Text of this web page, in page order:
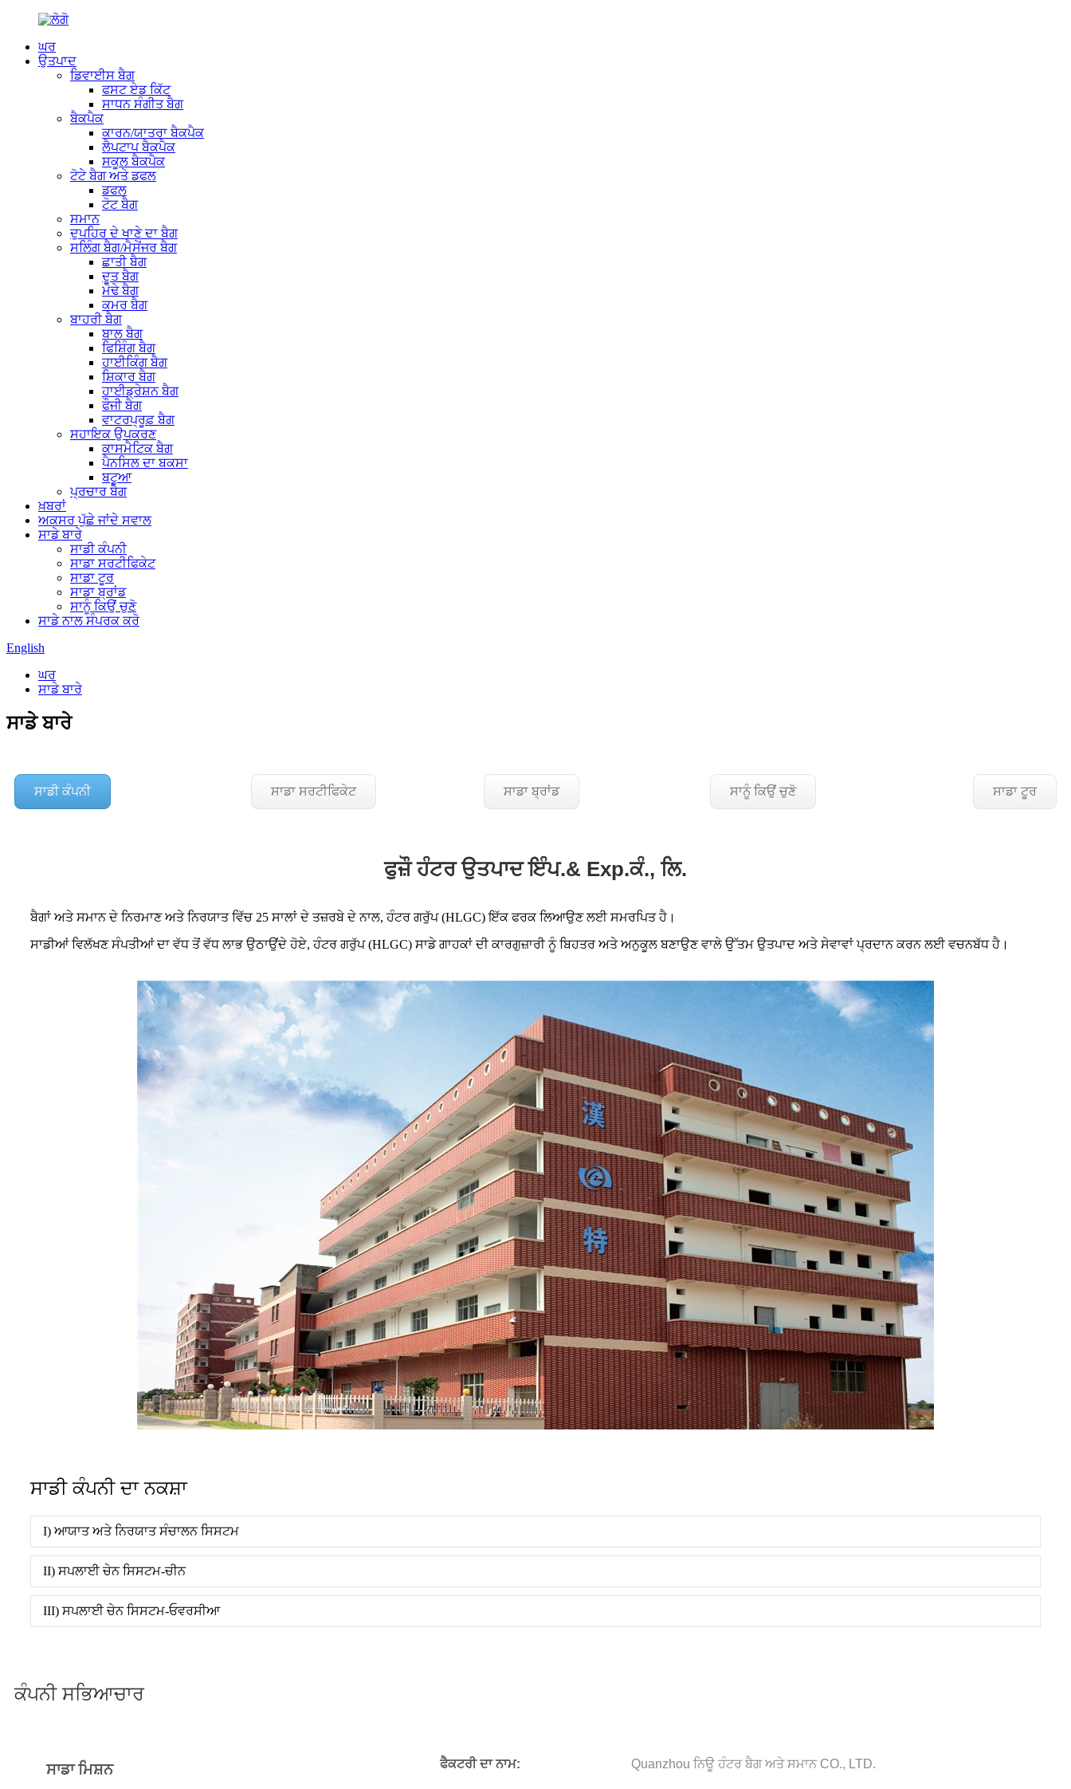
ਘਰ
ਉਤਪਾਦ
ਡਿਵਾਈਸ ਬੈਗ
ਫਸਟ ਏਡ ਕਿੱਟ
ਸਾਧਨ ਸੰਗੀਤ ਬੈਗ
ਬੈਕਪੈਕ
ਕਾਰਨ/ਯਾਤਰਾ ਬੈਕਪੈਕ
ਲੈਪਟਾਪ ਬੈਕਪੈਕ
ਸਕੂਲ ਬੈਕਪੈਕ
ਟੋਟੇ ਬੈਗ ਅਤੇ ਡਫਲ
ਡਫਲ
ਟੋਟ ਬੈਗ
ਸਮਾਨ
ਦੁਪਹਿਰ ਦੇ ਖਾਣੇ ਦਾ ਬੈਗ
ਸਲਿੰਗ ਬੈਗ/ਮੈਸੇਂਜਰ ਬੈਗ
ਛਾਤੀ ਬੈਗ
ਦੂਤ ਬੈਗ
ਮੋਢੇ ਬੈਗ
ਕਮਰ ਬੈਗ
ਬਾਹਰੀ ਬੈਗ
ਬਾਲ ਬੈਗ
ਫਿਸ਼ਿੰਗ ਬੈਗ
ਹਾਈਕਿੰਗ ਬੈਗ
ਸ਼ਿਕਾਰ ਬੈਗ
ਹਾਈਡ੍ਰੇਸ਼ਨ ਬੈਗ
ਫੌਜੀ ਬੈਗ
ਵਾਟਰਪ੍ਰੂਫ਼ ਬੈਗ
ਸਹਾਇਕ ਉਪਕਰਣ
ਕਾਸਮੈਟਿਕ ਬੈਗ
ਪੈਨਸਿਲ ਦਾ ਬਕਸਾ
ਬਟੂਆ
ਪ੍ਰਚਾਰ ਬੈਗ
ਖ਼ਬਰਾਂ
ਅਕਸਰ ਪੁੱਛੇ ਜਾਂਦੇ ਸਵਾਲ
ਸਾਡੇ ਬਾਰੇ
ਸਾਡੀ ਕੰਪਨੀ
ਸਾਡਾ ਸਰਟੀਫਿਕੇਟ
ਸਾਡਾ ਟੂਰ
ਸਾਡਾ ਬ੍ਰਾਂਡ
ਸਾਨੂੰ ਕਿਉਂ ਚੁਣੋ
ਸਾਡੇ ਨਾਲ ਸੰਪਰਕ ਕਰੋ
English
ਘਰ
ਸਾਡੇ ਬਾਰੇ
ਸਾਡੇ ਬਾਰੇ
ਸਾਡੀ ਕੰਪਨੀ ਸਾਡਾ ਸਰਟੀਫਿਕੇਟ ਸਾਡਾ ਬ੍ਰਾਂਡ ਸਾਨੂੰ ਕਿਉਂ ਚੁਣੋ ਸਾਡਾ ਟੂਰ
ਫੁਜ਼ੌ ਹੰਟਰ ਉਤਪਾਦ ਇੰਪ.& Exp.ਕੰ., ਲਿ.
ਬੈਗਾਂ ਅਤੇ ਸਮਾਨ ਦੇ ਨਿਰਮਾਣ ਅਤੇ ਨਿਰਯਾਤ ਵਿੱਚ 25 ਸਾਲਾਂ ਦੇ ਤਜ਼ਰਬੇ ਦੇ ਨਾਲ, ਹੰਟਰ ਗਰੁੱਪ (HLGC) ਇੱਕ ਫਰਕ ਲਿਆਉਣ ਲਈ ਸਮਰਪਿਤ ਹੈ।
ਸਾਡੀਆਂ ਵਿਲੱਖਣ ਸੰਪਤੀਆਂ ਦਾ ਵੱਧ ਤੋਂ ਵੱਧ ਲਾਭ ਉਠਾਉਂਦੇ ਹੋਏ, ਹੰਟਰ ਗਰੁੱਪ (HLGC) ਸਾਡੇ ਗਾਹਕਾਂ ਦੀ ਕਾਰਗੁਜ਼ਾਰੀ ਨੂੰ ਬਿਹਤਰ ਅਤੇ ਅਨੁਕੂਲ ਬਣਾਉਣ ਵਾਲੇ ਉੱਤਮ ਉਤਪਾਦ ਅਤੇ ਸੇਵਾਵਾਂ ਪ੍ਰਦਾਨ ਕਰਨ ਲਈ ਵਚਨਬੱਧ ਹੈ।
ਸਾਡੀ ਕੰਪਨੀ ਦਾ ਨਕਸ਼ਾ
I) ਆਯਾਤ ਅਤੇ ਨਿਰਯਾਤ ਸੰਚਾਲਨ ਸਿਸਟਮ
II) ਸਪਲਾਈ ਚੇਨ ਸਿਸਟਮ-ਚੀਨ
III) ਸਪਲਾਈ ਚੇਨ ਸਿਸਟਮ-ਓਵਰਸੀਆ
ਕੰਪਨੀ ਸਭਿਆਚਾਰ
ਸਾਡਾ ਮਿਸ਼ਨ ਫੈਕਟਰੀ ਦਾ ਨਾਮ: Quanzhou ਨਿਊ ਹੰਟਰ ਬੈਗ ਅਤੇ ਸਮਾਨ CO., LTD.